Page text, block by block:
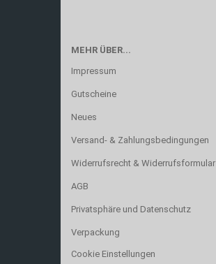
MEHR ÜBER...
Impressum
Gutscheine
Neues
Versand- & Zahlungsbedingungen
Widerrufsrecht & Widerrufsformular
AGB
Privatsphäre und Datenschutz
Verpackung
Cookie Einstellungen